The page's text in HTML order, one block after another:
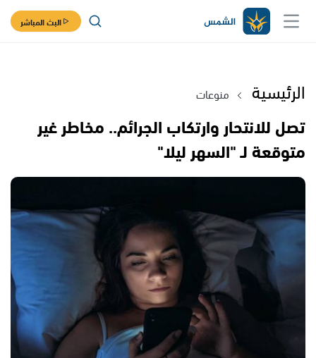
البث المباشر
الرئيسية منوعات
تصل للانتحار وارتكاب الجرائم.. مخاطر غير
متوقعة لـ "السهر ليلا"